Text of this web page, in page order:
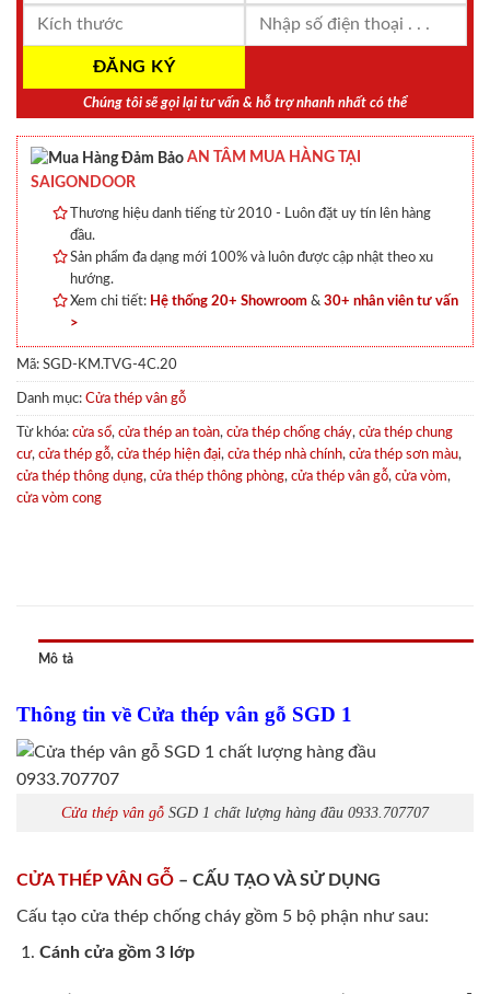
Chúng tôi sẽ gọi lại tư vấn & hỗ trợ nhanh nhất có thể
AN TÂM MUA HÀNG TẠI
SAIGONDOOR
Thương hiệu danh tiếng từ 2010 - Luôn đặt uy tín lên hàng
đầu.
Sản phẩm đa dạng mới 100% và luôn được cập nhật theo xu
hướng.
Xem chi tiết: Hệ thống 20+ Showroom & 30+ nhân viên tư vấn
>
Mã: SGD-KM.TVG-4C.20
Danh mục: Cửa thép vân gỗ
Từ khóa: cửa sổ, cửa thép an toàn, cửa thép chống cháy, cửa thép chung
cư, cửa thép gỗ, cửa thép hiện đại, cửa thép nhà chính, cửa thép sơn màu,
cửa thép thông dụng, cửa thép thông phòng, cửa thép vân gỗ, cửa vòm,
cửa vòm cong
Mô tả
Thông tin về Cửa thép vân gỗ SGD 1
Cửa thép vân gỗ SGD 1 chất lượng hàng đầu 0933.707707
CỬA THÉP VÂN GỖ – CẤU TẠO VÀ SỬ DỤNG
Cấu tạo cửa thép chống cháy gồm 5 bộ phận như sau:
Cánh cửa gồm 3 lớp